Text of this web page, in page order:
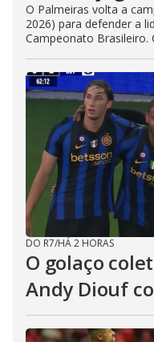
O Palmeiras volta a
2026) para defender a
Campeonato Brasileiro.
DO R7/HÁ 2 HORAS
O golaço
Andy Diouf